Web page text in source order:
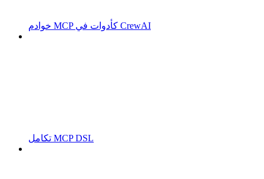
خوادم MCP كأدوات في CrewAI
تكامل MCP DSL